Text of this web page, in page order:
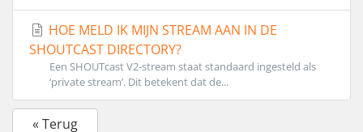
HOE MELD IK MIJN STREAM AAN IN DE
SHOUTCAST DIRECTORY?
Een SHOUTcast V2-stream staat standaard ingesteld als
‘private stream’. Dit betekent dat de...
« Terug